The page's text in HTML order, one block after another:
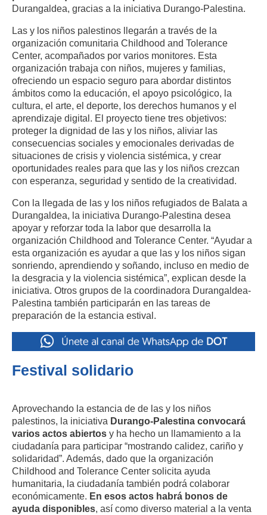
Durangaldea, gracias a la iniciativa Durango-Palestina.
Las y los niños palestinos llegarán a través de la
organización comunitaria Childhood and Tolerance
Center, acompañados por varios monitores. Esta
organización trabaja con niños, mujeres y familias,
ofreciendo un espacio seguro para abordar distintos
ámbitos como la educación, el apoyo psicológico, la
cultura, el arte, el deporte, los derechos humanos y el
aprendizaje digital. El proyecto tiene tres objetivos:
proteger la dignidad de las y los niños, aliviar las
consecuencias sociales y emocionales derivadas de
situaciones de crisis y violencia sistémica, y crear
oportunidades reales para que las y los niños crezcan
con esperanza, seguridad y sentido de la creatividad.
Con la llegada de las y los niños refugiados de Balata a
Durangaldea, la iniciativa Durango-Palestina desea
apoyar y reforzar toda la labor que desarrolla la
organización Childhood and Tolerance Center. “Ayudar a
esta organización es ayudar a que las y los niños sigan
sonriendo, aprendiendo y soñando, incluso en medio de
la desgracia y la violencia sistémica”, explican desde la
iniciativa. Otros grupos de la coordinadora Durangaldea-
Palestina también participarán en las tareas de
preparación de la estancia estival.
Festival solidario
Aprovechando la estancia de de las y los niños
palestinos, la iniciativa Durango-Palestina convocará
varios actos abiertos y ha hecho un llamamiento a la
ciudadanía para participar “mostrando calidez, cariño y
solidaridad”. Además, dado que la organización
Childhood and Tolerance Center solicita ayuda
humanitaria, la ciudadanía también podrá colaborar
económicamente. En esos actos habrá bonos de
ayuda disponibles, así como diverso material a la venta